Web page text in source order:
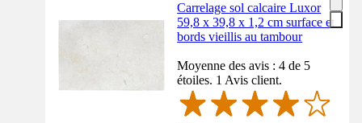
Carrelage sol calcaire Luxor
59,8 x 39,8 x 1,2 cm surface et
bords vieillis au tambour
Moyenne des avis : 4 de 5
étoiles. 1 Avis client.